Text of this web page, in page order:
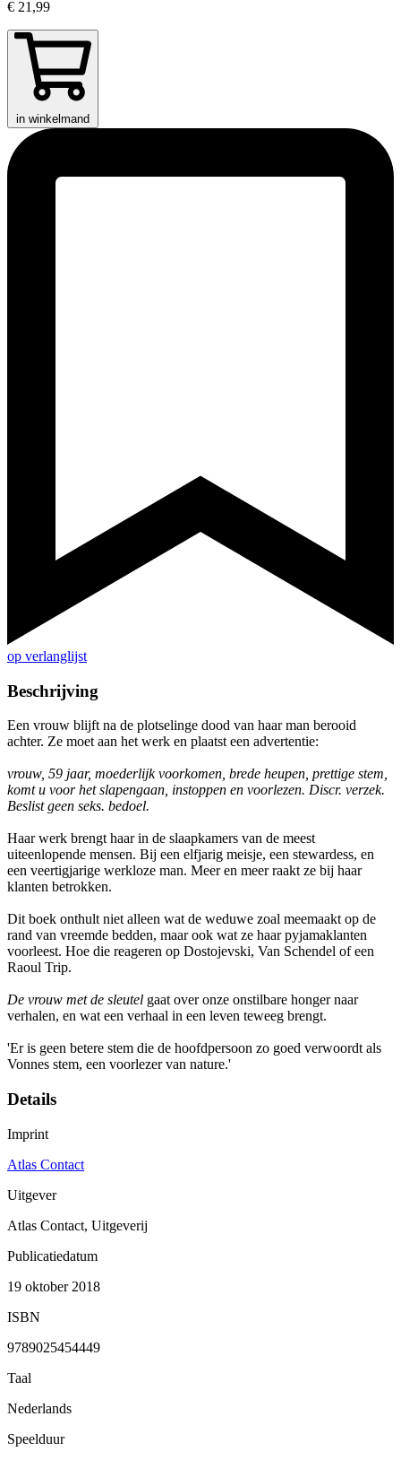
€ 21,99
in winkelmand
op verlanglijst
Beschrijving
Een vrouw blijft na de plotselinge dood van haar man berooid
achter. Ze moet aan het werk en plaatst een advertentie:
vrouw, 59 jaar, moederlijk voorkomen, brede heupen, prettige stem,
komt u voor het slapengaan, instoppen en voorlezen. Discr. verzek.
Beslist geen seks. bedoel.
Haar werk brengt haar in de slaapkamers van de meest
uiteenlopende mensen. Bij een elfjarig meisje, een stewardess, en
een veertigjarige werkloze man. Meer en meer raakt ze bij haar
klanten betrokken.
Dit boek onthult niet alleen wat de weduwe zoal meemaakt op de
rand van vreemde bedden, maar ook wat ze haar pyjamaklanten
voorleest. Hoe die reageren op Dostojevski, Van Schendel of een
Raoul Trip.
De vrouw met de sleutel gaat over onze onstilbare honger naar
verhalen, en wat een verhaal in een leven teweeg brengt.
'Er is geen betere stem die de hoofdpersoon zo goed verwoordt als
Vonnes stem, een voorlezer van nature.'
Details
Imprint
Atlas Contact
Uitgever
Atlas Contact, Uitgeverij
Publicatiedatum
19 oktober 2018
ISBN
9789025454449
Taal
Nederlands
Speelduur